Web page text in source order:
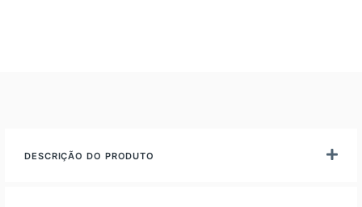
DESCRIÇÃO DO PRODUTO